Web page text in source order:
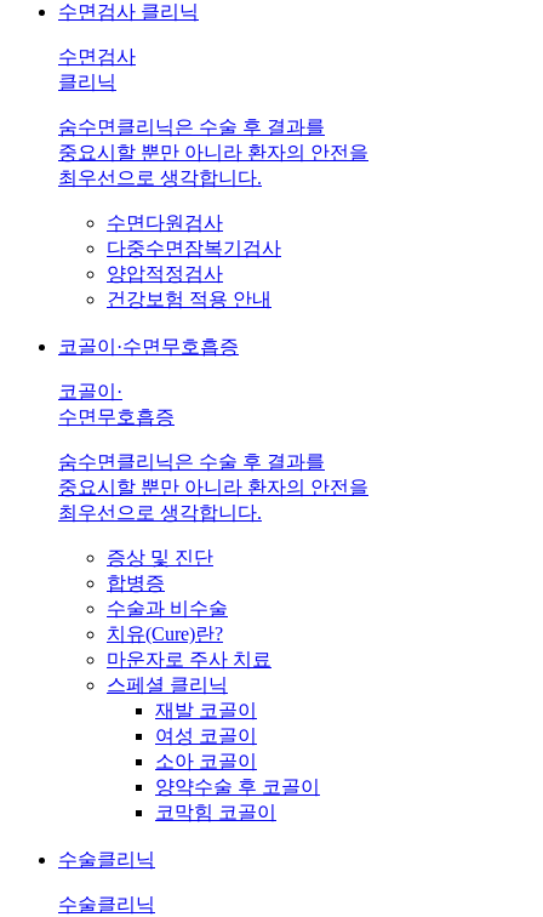
수면검사 클리닉
수면검사
클리닉
숨수면클리닉은 수술 후 결과를
중요시할 뿐만 아니라 환자의 안전을
최우선으로 생각합니다.
수면다원검사
다중수면잠복기검사
양압적정검사
건강보험 적용 안내
코골이·수면무호흡증
코골이·
수면무호흡증
숨수면클리닉은 수술 후 결과를
중요시할 뿐만 아니라 환자의 안전을
최우선으로 생각합니다.
증상 및 진단
합병증
수술과 비수술
치유(Cure)란?
마운자로 주사 치료
스페셜 클리닉
재발 코골이
여성 코골이
소아 코골이
양약수술 후 코골이
코막힘 코골이
수술클리닉
수술클리닉